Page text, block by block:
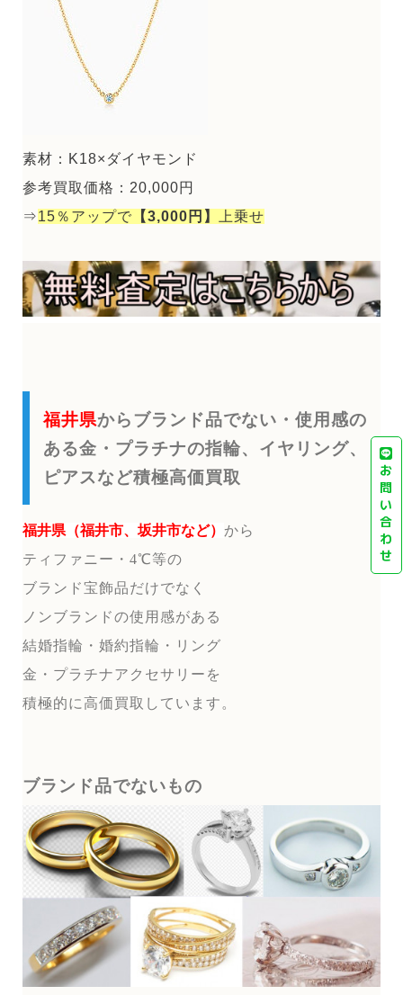
素材：K18×ダイヤモンド
参考買取価格：20,000円
⇒15％アップで 【3,000円】 上乗せ
福井県からブランド品でない・使用感の
ある金・プラチナの指輪、イヤリング、
ピアスなど積極高価買取
福井県（福井市、坂井市など） から
ティファニー・4℃等の
ブランド宝飾品だけでなく
ノンブランドの使用感がある
結婚指輪・婚約指輪・リング
金・プラチナアクセサリーを
積極的に高価買取しています。
ブランド品でないもの
お
問
い
合
わ
せ